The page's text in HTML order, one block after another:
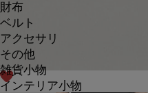
財布
ベルト
アクセサリ
その他
雑貨小物
インテリア小物